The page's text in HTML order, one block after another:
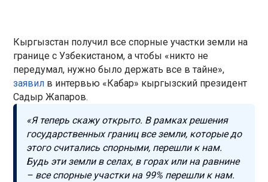
Кыргызстан получил все спорные участки земли на
границе с Узбекистаном, а чтобы «никто не
передумал, нужно было держать все в тайне»,
заявил в интервью «Кабар» кыргызский президент
Садыр Жапаров.
«Я теперь скажу открыто. В рамках решения
государственных границ все земли, которые до
этого считались спорными, перешли к нам.
Будь эти земли в селах, в горах или на равнине
– все спорные участки на 99% перешли к нам.